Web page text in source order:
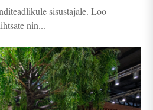
sisustajale. Loo
nin...